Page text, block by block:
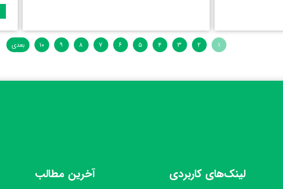
۱ ۲ ۳ ۴ ۵ ۶ ۷ ۸ ۹ ۱۰ بعدی
لینک‌های کاربردی آخرین مطالب